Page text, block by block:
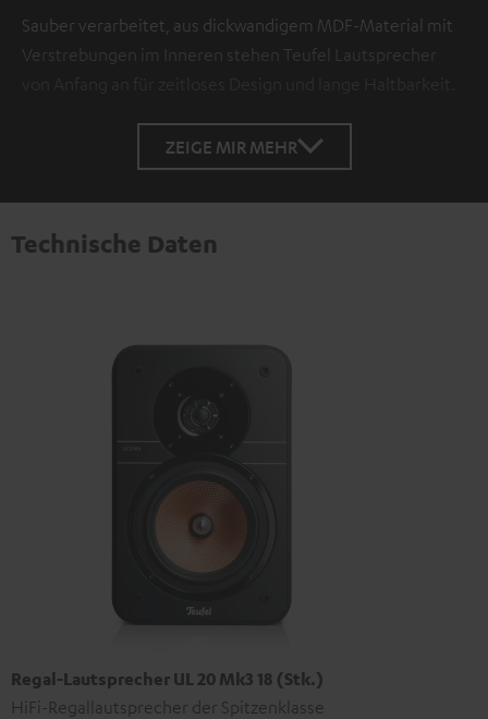
Sauber verarbeitet, aus dickwandigem MDF-Material mit
Verstrebungen im Inneren stehen Teufel Lautsprecher
ZEIGE MIR MEHR
Technische Daten
Regal-Lautsprecher UL 20 Mk3 18 (Stk.)
HiFi-Regallautsprecher der Spitzenklasse